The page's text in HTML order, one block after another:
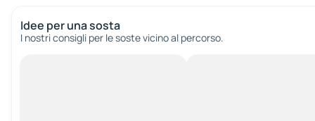
Idee per una sosta
I nostri consigli per le soste vicino al percorso.